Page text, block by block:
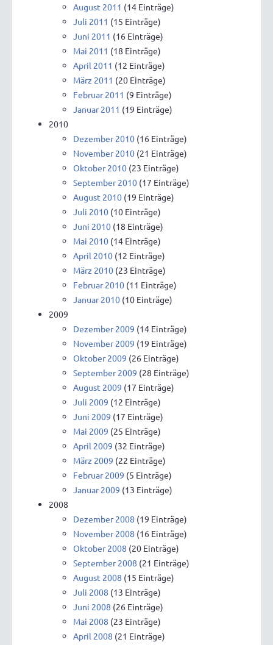
August 2011 (14 Einträge)
Juli 2011 (15 Einträge)
Juni 2011 (16 Einträge)
Mai 2011 (18 Einträge)
April 2011 (12 Einträge)
März 2011 (20 Einträge)
Februar 2011 (9 Einträge)
Januar 2011 (19 Einträge)
2010
Dezember 2010 (16 Einträge)
November 2010 (21 Einträge)
Oktober 2010 (23 Einträge)
September 2010 (17 Einträge)
August 2010 (19 Einträge)
Juli 2010 (10 Einträge)
Juni 2010 (18 Einträge)
Mai 2010 (14 Einträge)
April 2010 (12 Einträge)
März 2010 (23 Einträge)
Februar 2010 (11 Einträge)
Januar 2010 (10 Einträge)
2009
Dezember 2009 (14 Einträge)
November 2009 (19 Einträge)
Oktober 2009 (26 Einträge)
September 2009 (28 Einträge)
August 2009 (17 Einträge)
Juli 2009 (12 Einträge)
Juni 2009 (17 Einträge)
Mai 2009 (25 Einträge)
April 2009 (32 Einträge)
März 2009 (22 Einträge)
Februar 2009 (5 Einträge)
Januar 2009 (13 Einträge)
2008
Dezember 2008 (19 Einträge)
November 2008 (16 Einträge)
Oktober 2008 (20 Einträge)
September 2008 (21 Einträge)
August 2008 (15 Einträge)
Juli 2008 (13 Einträge)
Juni 2008 (26 Einträge)
Mai 2008 (23 Einträge)
April 2008 (21 Einträge)